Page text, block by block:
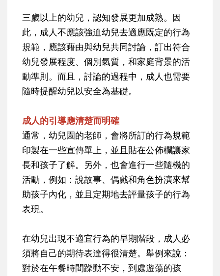
三歲以上的幼兒，認知發展更加成熟。因
此，成人不應該強迫幼兒去適應既定的行為
規範，應該藉由與幼兒共同討論，訂出符合
幼兒發展程度、個別氣質，和家庭背景的活
動準則。而且，討論的過程中，成人也需要
隨時提醒幼兒以安全為基礎。
成人的引導應清楚而明確
通常，幼兒園的老師，會將所訂的行為規範
印製在一些宣傳單上，並且貼在公佈欄讓家
長和孩子了解。另外，也會進行一些隨機的
活動，例如：說故事、偶戲和角色扮演來幫
助孩子內化，並且定期地去評量孩子的行為
表現。
在幼兒出現不適宜行為的早期階段，成人必
須將自己的期待表達得很清楚。舉例來說：
對於在午餐時間躁動不安，到處遊蕩的孩